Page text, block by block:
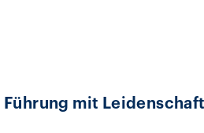
Führung mit Leidenschaft